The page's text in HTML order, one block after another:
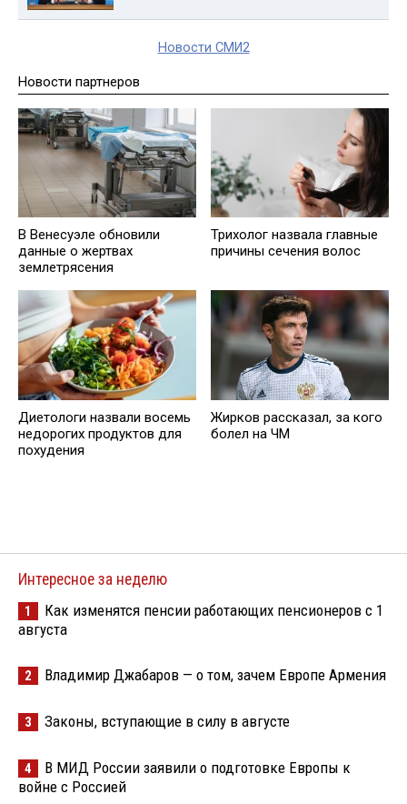
Новости СМИ2
Новости партнеров
В Венесуэле обновили
данные о жертвах
землетрясения
Трихолог назвала главные
причины сечения волос
Диетологи назвали восемь
недорогих продуктов для
похудения
Жирков рассказал, за кого
болел на ЧМ
Интересное за неделю
1
Как изменятся пенсии работающих пенсионеров с 1
августа
2 Владимир Джабаров — о том, зачем Европе Армения
3 Законы, вступающие в силу в августе
4
В МИД России заявили о подготовке Европы к
войне с Россией